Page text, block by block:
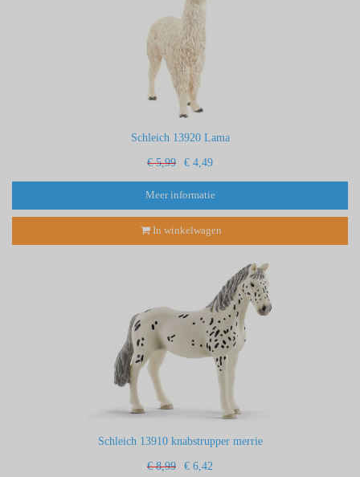
Schleich 13920 Lama
€ 5,99 € 4,49
Meer informatie
In winkelwagen
Schleich 13910 knabstrupper merrie
€ 8,99 € 6,42